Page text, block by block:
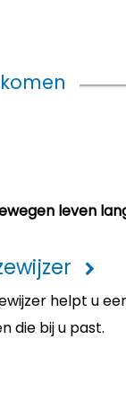
leven
helpt u
die bij u past.